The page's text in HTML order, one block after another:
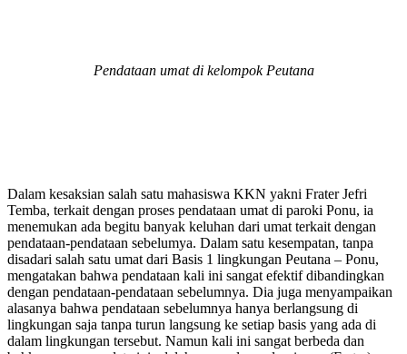
Pendataan umat di kelompok Peutana
Dalam kesaksian salah satu mahasiswa KKN yakni Frater Jefri
Temba, terkait dengan proses pendataan umat di paroki Ponu, ia
menemukan ada begitu banyak keluhan dari umat terkait dengan
pendataan-pendataan sebelumya. Dalam satu kesempatan, tanpa
disadari salah satu umat dari Basis 1 lingkungan Peutana – Ponu,
mengatakan bahwa pendataan kali ini sangat efektif dibandingkan
dengan pendataan-pendataan sebelumnya. Dia juga menyampaikan
alasanya bahwa pendataan sebelumnya hanya berlangsung di
lingkungan saja tanpa turun langsung ke setiap basis yang ada di
dalam lingkungan tersebut. Namun kali ini sangat berbeda dan